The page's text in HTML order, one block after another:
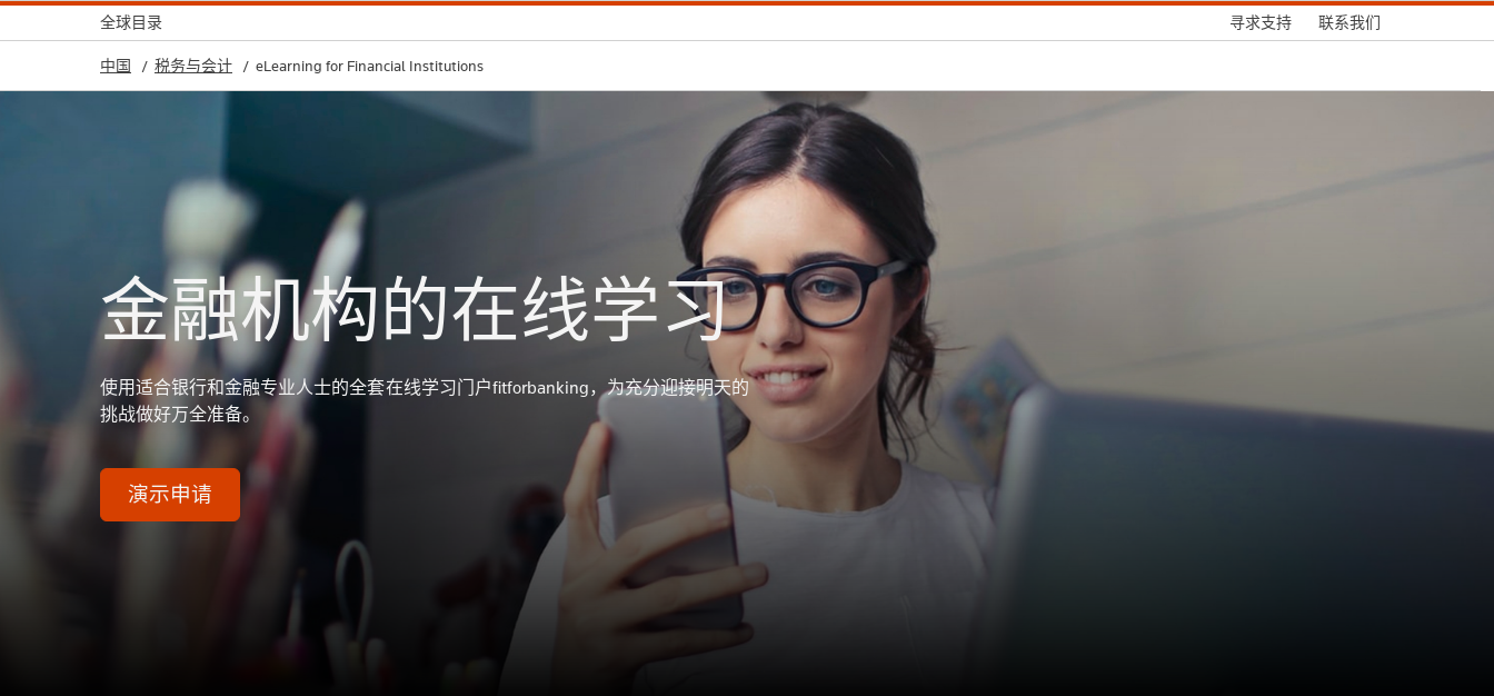
全球目录 寻求支持 联系我们
中国 税务与会计 eLearning for Financial Institutions
金融机构的在线学习
使用适合银行和金融专业人士的全套在线学习门户fitforbanking，为充分迎接明天的
挑战做好万全准备。
演示申请